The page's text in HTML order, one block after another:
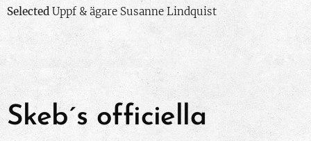
Selected Uppf & ägare Susanne Lindquist
Skeb´s officiella